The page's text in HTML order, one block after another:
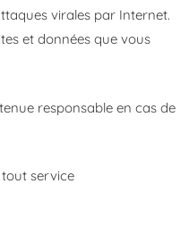
virales par Internet.
et données que vous
responsable en cas de
service